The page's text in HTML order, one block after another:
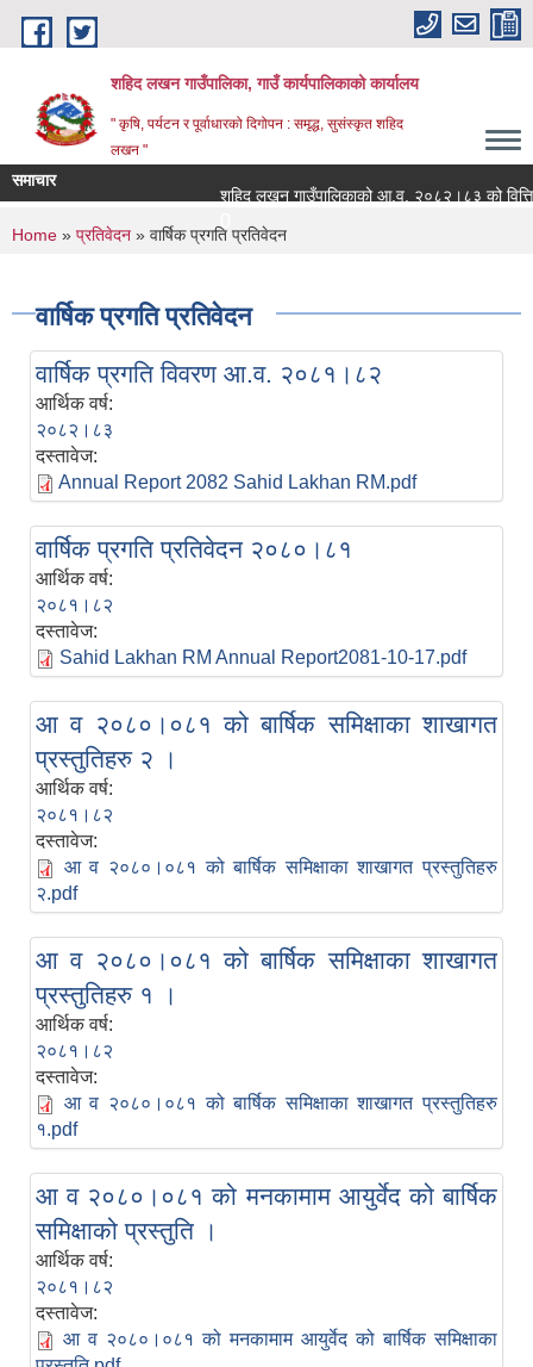
Skip to main content
शहिद लखन गाउँपालिका, गाउँ कार्यपालिकाको कार्यालय
" कृषि, पर्यटन र पूर्वाधारको दिगोपन : समृद्ध, सुसंस्कृत शहिद
लखन "
समाचार
शहिद लखन गाउँपालिकाको आ.व. २०८२।८३ को वित्तिय
You are here
Home » प्रतिवेदन » वार्षिक प्रगति प्रतिवेदन
वार्षिक प्रगति प्रतिवेदन
वार्षिक प्रगति विवरण आ.व. २०८१।८२
आर्थिक वर्ष:
२०८२।८३
दस्तावेज:
Annual Report 2082 Sahid Lakhan RM.pdf
वार्षिक प्रगति प्रतिवेदन २०८०।८१
आर्थिक वर्ष:
२०८१।८२
दस्तावेज:
Sahid Lakhan RM Annual Report2081-10-17.pdf
आ व २०८०।०८१ को बार्षिक समिक्षाका शाखागत
प्रस्तुतिहरु २ ।
आर्थिक वर्ष:
२०८१।८२
दस्तावेज:
आ व २०८०।०८१ को बार्षिक समिक्षाका शाखागत प्रस्तुतिहरु
२.pdf
आ व २०८०।०८१ को बार्षिक समिक्षाका शाखागत
प्रस्तुतिहरु १ ।
आर्थिक वर्ष:
२०८१।८२
दस्तावेज:
आ व २०८०।०८१ को बार्षिक समिक्षाका शाखागत प्रस्तुतिहरु
१.pdf
आ व २०८०।०८१ को मनकामाम आयुर्वेद को बार्षिक
समिक्षाको प्रस्तुति ।
आर्थिक वर्ष:
२०८१।८२
दस्तावेज:
आ व २०८०।०८१ को मनकामाम आयुर्वेद को बार्षिक समिक्षाका